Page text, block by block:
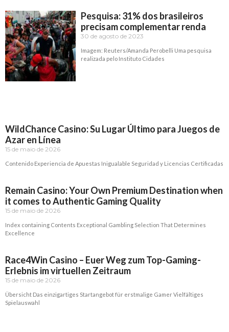
Pesquisa: 31% dos brasileiros
precisam complementar renda
30 de agosto de 2023
Imagem: Reuters/Amanda Perobelli Uma pesquisa
realizada pelo Instituto Cidades
WildChance Casino: Su Lugar Último para Juegos de
Azar en Línea
15 de maio de 2026
Contenido Experiencia de Apuestas Inigualable Seguridad y Licencias Certificadas
Remain Casino: Your Own Premium Destination when
it comes to Authentic Gaming Quality
15 de maio de 2026
Index containing Contents Exceptional Gambling Selection That Determines
Excellence
Race4Win Casino – Euer Weg zum Top-Gaming-
Erlebnis im virtuellen Zeitraum
15 de maio de 2026
Übersicht Das einzigartiges Startangebot für erstmalige Gamer Vielfältiges
Spielauswahl